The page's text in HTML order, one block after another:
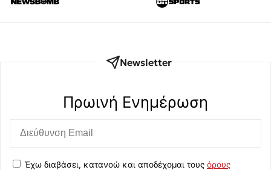
Newsletter
Πρωινή Eνημέρωση
Έχω διαβάσει, κατανοώ και αποδέχομαι τους όρους